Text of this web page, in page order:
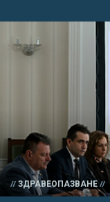
ЗДРАВЕОПАЗВАНЕ